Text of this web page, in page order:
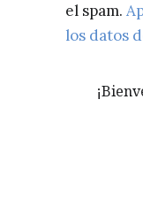
el spam.
los datos